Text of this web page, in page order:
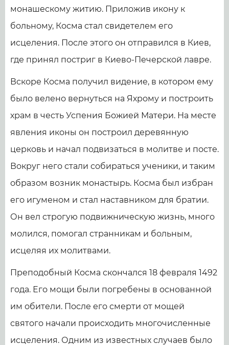
монашескому житию. Приложив икону к
больному, Косма стал свидетелем его
исцеления. После этого он отправился в Киев,
где принял постриг в Киево-Печерской лавре.
Вскоре Косма получил видение, в котором ему
было велено вернуться на Яхрому и построить
храм в честь Успения Божией Матери. На месте
явления иконы он построил деревянную
церковь и начал подвизаться в молитве и посте.
Вокруг него стали собираться ученики, и таким
образом возник монастырь. Косма был избран
его игуменом и стал наставником для братии.
Он вел строгую подвижническую жизнь, много
молился, помогал странникам и больным,
исцеляя их молитвами.
Преподобный Косма скончался 18 февраля 1492
года. Его мощи были погребены в основанной
им обители. После его смерти от мощей
святого начали происходить многочисленные
исцеления. Одним из известных случаев было